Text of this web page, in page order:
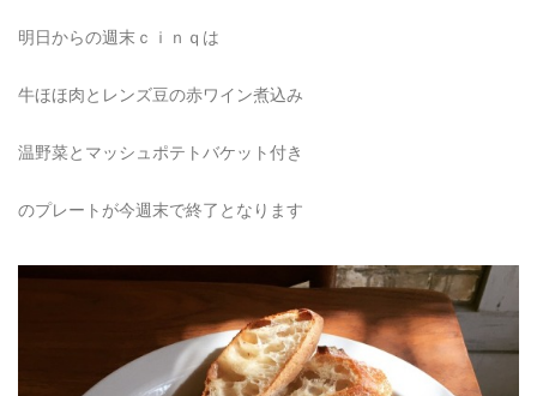
明日からの週末ｃｉｎｑは
牛ほほ肉とレンズ豆の赤ワイン煮込み
温野菜とマッシュポテトバケット付き
のプレートが今週末で終了となります